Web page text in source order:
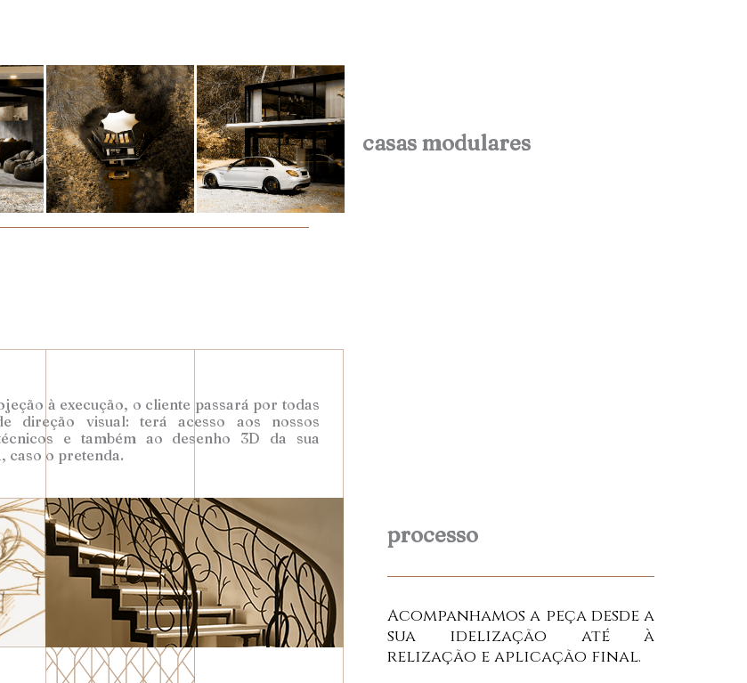
casas modulares
à execução, o cliente passará por todas
direção visual: terá acesso aos nossos
e também ao desenho 3D da sua
caso o pretenda.
processo
Acompanhamos a peça desde a
sua idelização até à
relização e aplicação final.